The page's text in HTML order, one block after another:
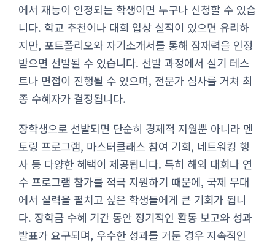
에서 재능이 인정되는 학생이면 누구나 신청할 수 있습
니다. 학교 추천이나 대회 입상 실적이 있으면 유리하
지만, 포트폴리오와 자기소개서를 통해 잠재력을 인정
받으면 선발될 수 있습니다. 선발 과정에서 실기 테스
트나 면접이 진행될 수 있으며, 전문가 심사를 거쳐 최
종 수혜자가 결정됩니다.
장학생으로 선발되면 단순히 경제적 지원뿐 아니라 멘
토링 프로그램, 마스터클래스 참여 기회, 네트워킹 행
사 등 다양한 혜택이 제공됩니다. 특히 해외 대회나 연
수 프로그램 참가를 적극 지원하기 때문에, 국제 무대
에서 실력을 펼치고 싶은 학생들에게 큰 기회가 됩니
다. 장학금 수혜 기간 동안 정기적인 활동 보고와 성과
발표가 요구되며, 우수한 성과를 거둔 경우 지속적인